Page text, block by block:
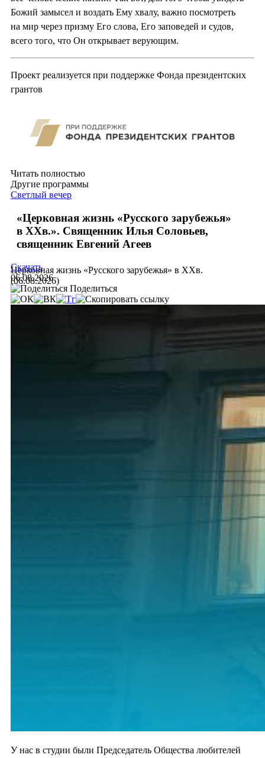
Божий замысел и воздать Ему хвалу, важно посмотреть
на мир через призму Его слова, Его заповедей и судов,
всего того, что Он открывает верующим.
Проект реализуется при поддержке Фонда президентских
грантов
Читать полностью
Другие программы
Светлый вечер
«Церковная жизнь «Русского зарубежья»
в ХХв.». Священник Илья Соловьев,
священник Евгений Агеев
Церковная жизнь «Русского зарубежья» в ХХв.
(06.08.2026)
Скачать
06.08.2026
Поделиться
У нас в студии были Председатель Общества любителей